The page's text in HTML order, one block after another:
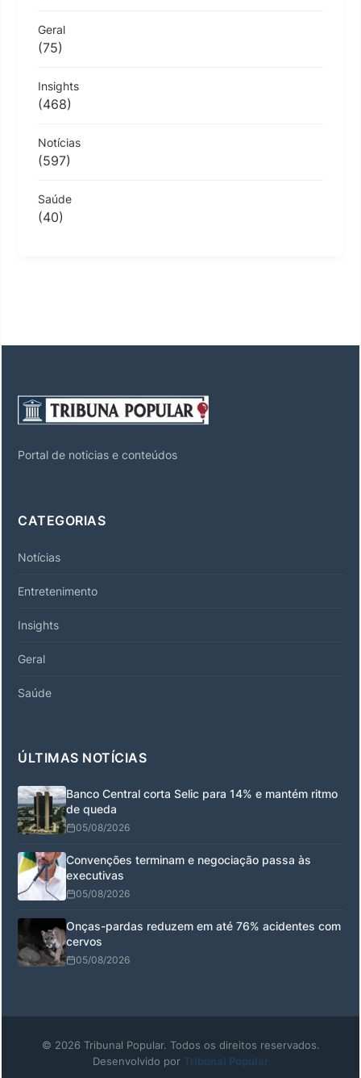
Geral
(75)
Insights
(468)
Notícias
(597)
Saúde
(40)
Portal de noticias e conteúdos
CATEGORIAS
Notícias
Entretenimento
Insights
Geral
Saúde
ÚLTIMAS NOTÍCIAS
Banco Central corta Selic para 14% e mantém ritmo
de queda
05/08/2026
Convenções terminam e negociação passa às
executivas
05/08/2026
Onças-pardas reduzem em até 76% acidentes com
cervos
05/08/2026
© 2026 Tribunal Popular. Todos os direitos reservados.
Desenvolvido por Tribunal Popular